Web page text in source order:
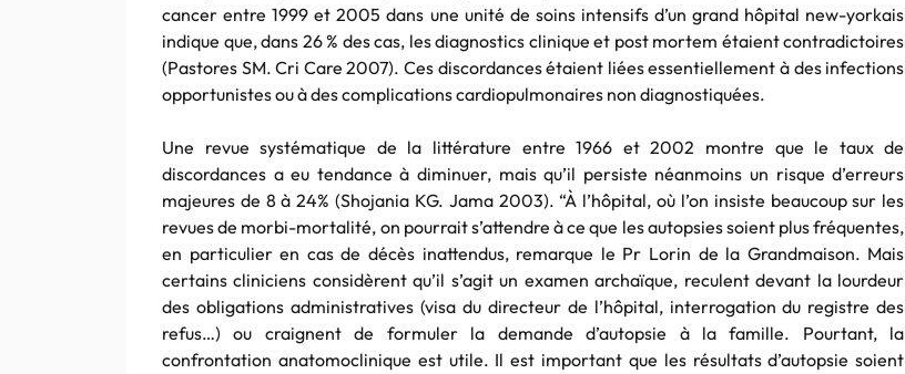
cancer entre 1999 et 2005 dans une unité de soins intensifs d’un grand hôpital new-yorkais
indique que, dans 26 % des cas, les diagnostics clinique et post mortem étaient contradictoires
(Pastores SM. Cri Care 2007). Ces discordances étaient liées essentiellement à des infections
opportunistes ou à des complications cardiopulmonaires non diagnostiquées.
Une revue systématique de la littérature entre 1966 et 2002 montre que le taux de
discordances a eu tendance à diminuer, mais qu’il persiste néanmoins un risque d’erreurs
majeures de 8 à 24% (Shojania KG. Jama 2003). “À l’hôpital, où l’on insiste beaucoup sur les
revues de morbi-mortalité, on pourrait s’attendre à ce que les autopsies soient plus fréquentes,
en particulier en cas de décès inattendus, remarque le Pr Lorin de la Grandmaison. Mais
certains cliniciens considèrent qu’il s’agit un examen archaïque, reculent devant la lourdeur
des obligations administratives (visa du directeur de l’hôpital, interrogation du registre des
refus…) ou craignent de formuler la demande d’autopsie à la famille. Pourtant, la
confrontation anatomoclinique est utile. Il est important que les résultats d’autopsie soient